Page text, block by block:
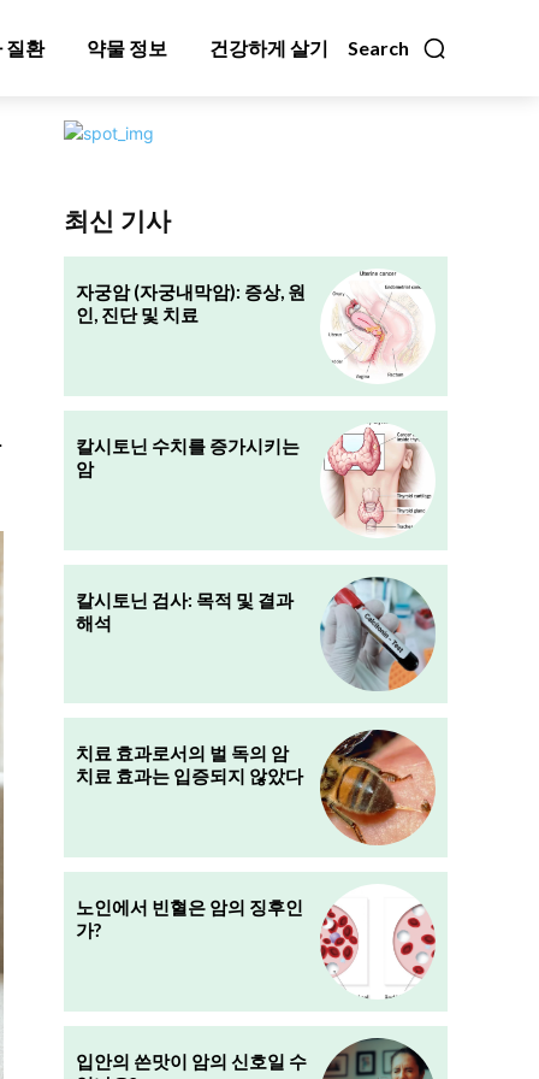
Search
질환 약물 정보 건강하게 살기
최신 기사
자궁암 (자궁내막암): 증상, 원
인, 진단 및 치료
칼시토닌 수치를 증가시키는
암
칼시토닌 검사: 목적 및 결과
해석
치료 효과로서의 벌 독의 암
치료 효과는 입증되지 않았다
노인에서 빈혈은 암의 징후인
가?
입안의 쓴맛이 암의 신호일 수